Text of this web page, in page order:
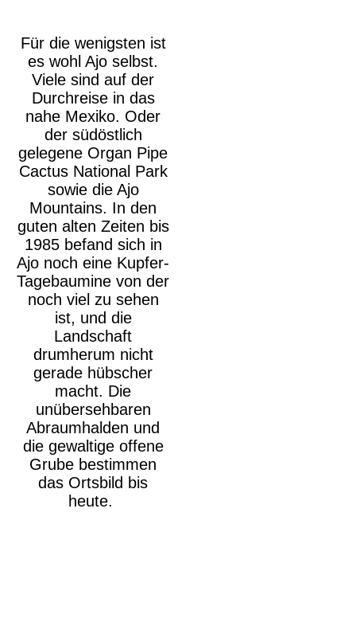
Für die wenigsten ist
es wohl Ajo selbst.
Viele sind auf der
Durchreise in das
nahe Mexiko. Oder
der südöstlich
gelegene Organ Pipe
Cactus National Park
sowie die Ajo
Mountains. In den
guten alten Zeiten bis
1985 befand sich in
Ajo noch eine Kupfer-
Tagebaumine von der
noch viel zu sehen
ist, und die
Landschaft
drumherum nicht
gerade hübscher
macht. Die
unübersehbaren
Abraumhalden und
die gewaltige offene
Grube bestimmen
das Ortsbild bis
heute.